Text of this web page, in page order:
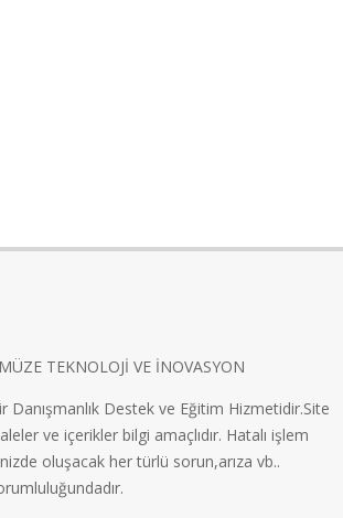
TEKNOLOJİ VE İNOVASYON
Danışmanlık Destek ve Eğitim Hizmetidir.Site
ve içerikler bilgi amaçlıdır. Hatalı işlem
oluşacak her türlü sorun,arıza vb..